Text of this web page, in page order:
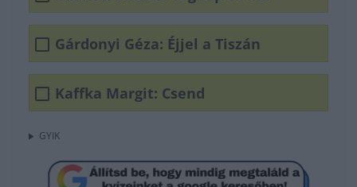
Gárdonyi Géza: Éjjel a Tiszán
Kaffka Margit: Csend
GYIK